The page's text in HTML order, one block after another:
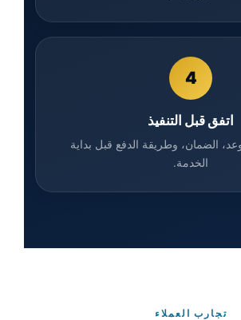
4
اتفق قبل التنفيذ
الضمان، وطريقة الدفع قبل بداية
الخدمة.
تجارب العملاء